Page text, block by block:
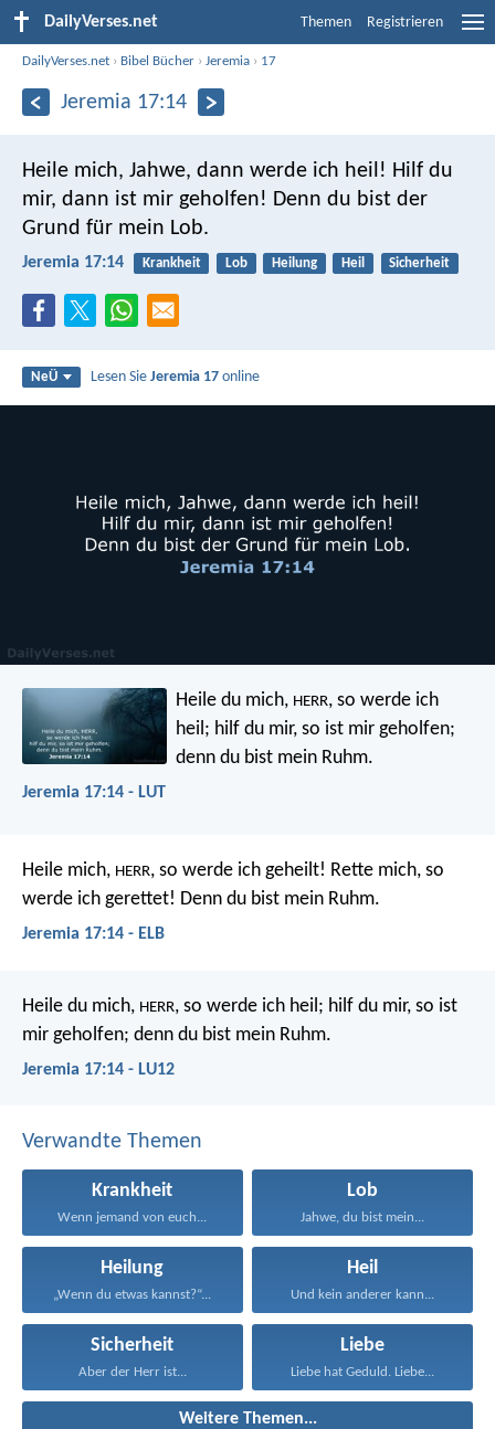
DailyVerses.net Themen Registrieren
DailyVerses.net › Bibel Bücher ›Jeremia › 17
Jeremia 17:14
Heile mich, Jahwe, dann werde ich heil! Hilf du
mir, dann ist mir geholfen! Denn du bist der
Grund für mein Lob.
Jeremia 17:14 Krankheit Lob Heilung Heil Sicherheit
NeÜ Lesen SieJeremia 17 online
Heile du mich, HERR, so werde ich
heil; hilf du mir, so ist mir geholfen;
denn du bist mein Ruhm.
Jeremia 17:14 - LUT
Heile mich, HERR, so werde ich geheilt! Rette mich, so
werde ich gerettet! Denn du bist mein Ruhm.
Jeremia 17:14 - ELB
Heile du mich, HERR, so werde ich heil; hilf du mir, so ist
mir geholfen; denn du bist mein Ruhm.
Jeremia 17:14 - LU12
Verwandte Themen
Krankheit
Wenn jemand von euch...
Lob
Jahwe, du bist mein...
Heilung
„Wenn du etwas kannst?“...
Heil
Und kein anderer kann...
Sicherheit
Aber der Herr ist...
Liebe
Liebe hat Geduld. Liebe...
Weitere Themen...